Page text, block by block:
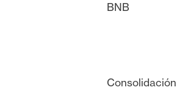
BNB
Consolidación